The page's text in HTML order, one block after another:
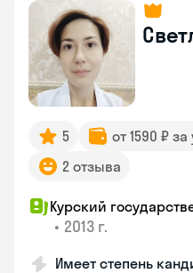
5 от 1590 ₽
2 отзыва
Курский
• 2013 г.
Имеет степень